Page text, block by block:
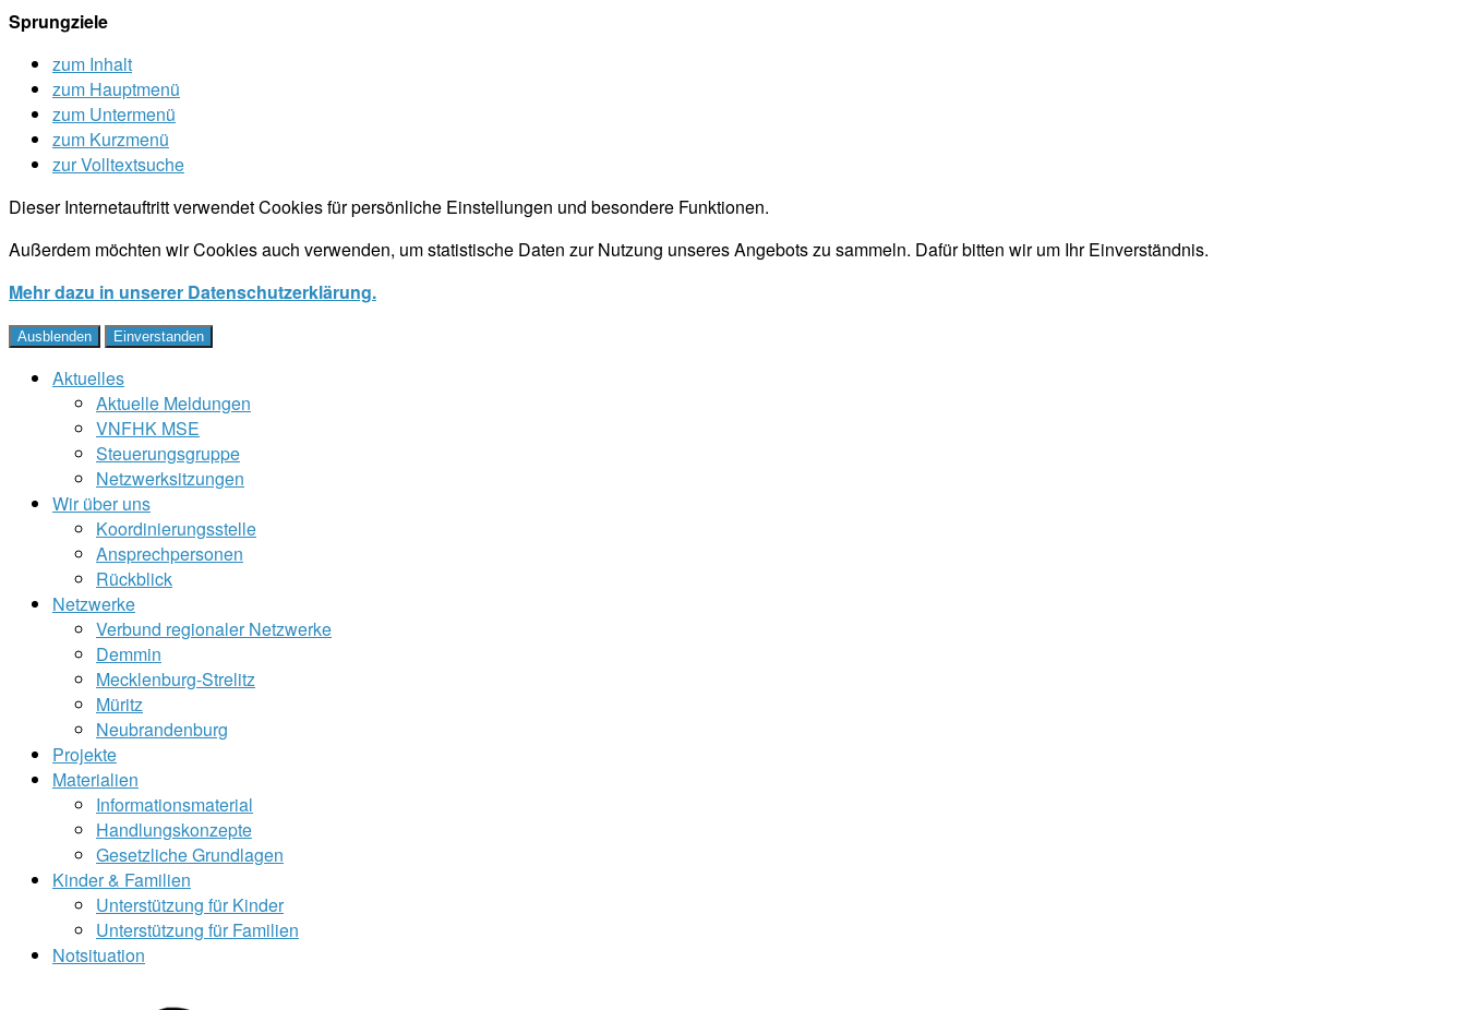
Sprungziele
zum Inhalt
zum Hauptmenü
zum Untermenü
zum Kurzmenü
zur Volltextsuche
Dieser Internetauftritt verwendet Cookies für persönliche Einstellungen und besondere Funktionen.
Außerdem möchten wir Cookies auch verwenden, um statistische Daten zur Nutzung unseres Angebots zu sammeln. Dafür bitten wir um Ihr Einverständnis.
Mehr dazu in unserer Datenschutzerklärung.
Ausblenden Einverstanden
Aktuelles
Aktuelle Meldungen
VNFHK MSE
Steuerungsgruppe
Netzwerksitzungen
Wir über uns
Koordinierungsstelle
Ansprechpersonen
Rückblick
Netzwerke
Verbund regionaler Netzwerke
Demmin
Mecklenburg-Strelitz
Müritz
Neubrandenburg
Projekte
Materialien
Informationsmaterial
Handlungskonzepte
Gesetzliche Grundlagen
Kinder & Familien
Unterstützung für Kinder
Unterstützung für Familien
Notsituation